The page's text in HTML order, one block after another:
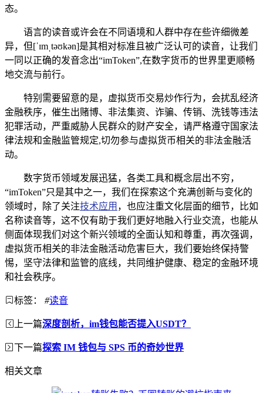
态。
语言的读音或许会在不同语境和人群中存在些许细微差
异，但[ˈɪmˌtəʊkən]是其相对标准且被广泛认可的读音，让我们
一同以正确的发音念出“imToken”,在数字货币的世界里更顺畅
地交流与前行。
特别需要留意的是，虚拟货币交易炒作行为，会扰乱经济
金融秩序，催生出赌博、非法集资、诈骗、传销、洗钱等违法
犯罪活动，严重威胁人民群众的财产安全，请严格遵守国家法
律法规和金融监管规定,切勿参与虚拟货币相关的非法金融活
动。
数字货币领域发展迅猛，各类工具和概念层出不穷，
“imToken”只是其中之一，我们在探索这个充满创新与变化的
领域时，除了关注技术应用 ，也应注重文化层面的细节，比如
名称读音等，这不仅有助于我们更好地融入行业交流，也能从
侧面体现我们对这个新兴领域的全面认知和尊重，再次强调，
虚拟货币相关的非法金融活动危害巨大，我们要始终保持警
惕，坚守法律和监管的底线，共同维护健康、稳定的金融环境
和社会秩序。
标签： #读音
上一篇深度剖析，im钱包能否提入USDT？
下一篇探索 IM 钱包与 SPS 币的奇妙世界
相关文章